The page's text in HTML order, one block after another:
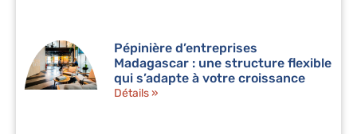
Pépinière d’entreprises
Madagascar : une structure flexible
qui s’adapte à votre croissance
Détails »